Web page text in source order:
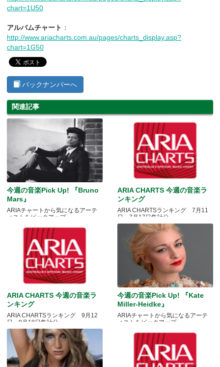
chart=1U50
アルバムチャート ：
http://www.ariacharts.com.au/pages/charts_display.asp?
chart=1G50
バックナンバーへ
関連記事
今週の音楽Pick Up! 『Bruno
Mars』
ARIAチャートから気になるアーテ
ィストをピックアップ
ARIA CHARTS 今週の音楽ラ
ンキング
ARIA CHARTSランキング 7月11
日～7月17日集計分
ARIA CHARTS 今週の音楽ラ
ンキング
ARIA CHARTSランキング 9月12
日～9月18日集計分
今週の音楽Pick Up! 『Kate
Miller-Heidke』
ARIAチャートから気になるアーテ
ィストをピックアップ